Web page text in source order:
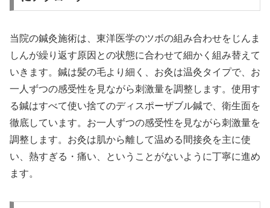
当院の鍼灸施術は、東洋医学のツボの組み合わせをじんま
しんが繰り返す原因との状態に合わせて細かく組み替えて
いきます。鍼は髪の毛より細く、お灸は温灸タイプで、お
一人ずつの感受性を見ながら刺激量を調整します。使用す
る鍼はすべて使い捨てのディスポーザブル鍼で、衛生面を
徹底しています。お一人ずつの感受性を見ながら刺激量を
調整します。お灸は肌から離して温める間接灸を主に使
い、熱すぎる・痛い、ということがないように丁寧に進め
ます。